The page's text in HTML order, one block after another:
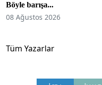
Böyle barışa...
08 Ağustos 2026
Tüm Yazarlar